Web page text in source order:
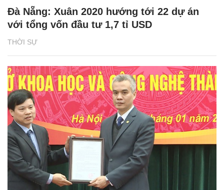
THỜI SỰ
Đà Nẵng: Xuân 2020 hướng tới 22 dự án
với tổng vốn đầu tư 1,7 tỉ USD